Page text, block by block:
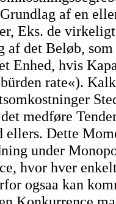
af en
Eks. de
det Beløb,
Enhed, hvis
rate«).
medføre
ellers. Dette
under
hvor hver
ogsaa kan